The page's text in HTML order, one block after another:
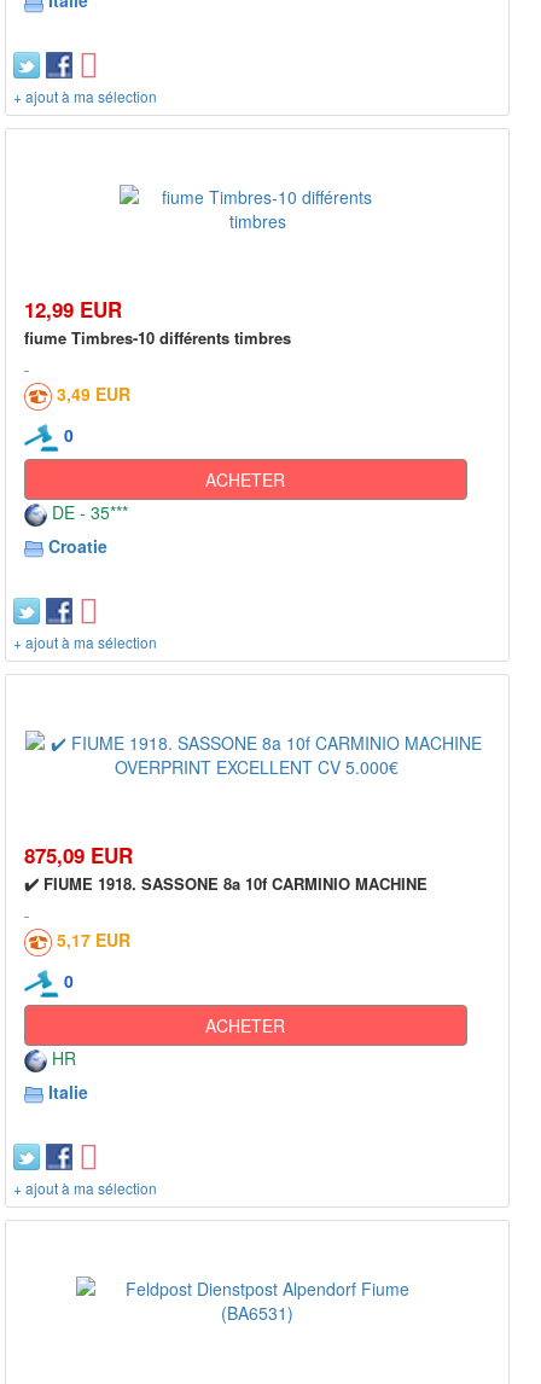
+ ajout à ma sélection
12,99 EUR
fiume Timbres-10 différents timbres
3,49 EUR
0
ACHETER
DE - 35***
Croatie
+ ajout à ma sélection
875,09 EUR
✔️ FIUME 1918. SASSONE 8a 10f CARMINIO MACHINE
5,17 EUR
0
ACHETER
HR
Italie
+ ajout à ma sélection